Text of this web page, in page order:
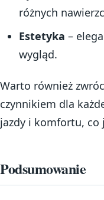
różnych
Estetyka –
wygląd.
Warto również
czynnikiem dla
jazdy i komfortu, co
Podsumowanie